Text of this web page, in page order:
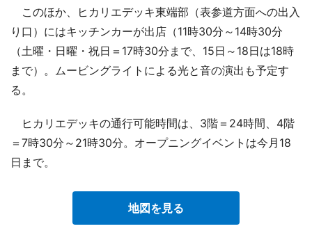
このほか、ヒカリエデッキ東端部（表参道方面への出入
り口）にはキッチンカーが出店（11時30分～14時30分
（土曜・日曜・祝日＝17時30分まで、15日～18日は18時
まで）。ムービングライトによる光と音の演出も予定す
る。
ヒカリエデッキの通行可能時間は、3階＝24時間、4階
＝7時30分～21時30分。オープニングイベントは今月18
日まで。
地図を見る